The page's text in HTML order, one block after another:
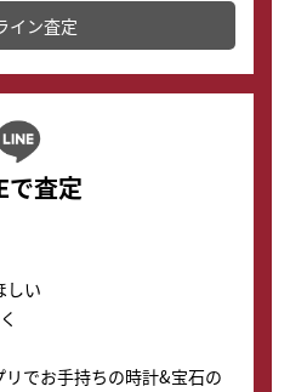
イン査定
で査定
しい
でお手持ちの時計&宝石の